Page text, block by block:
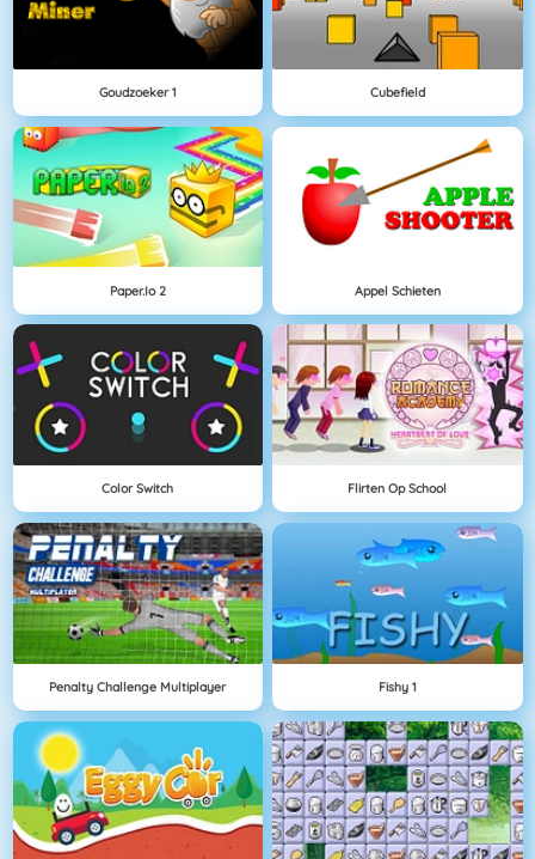
Goudzoeker 1 Cubefield
Paper.io 2 Appel Schieten
Color Switch Flirten Op School
Penalty Challenge Multiplayer Fishy 1